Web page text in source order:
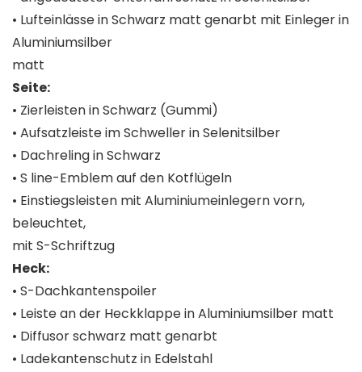
• Lufteinlässe in Schwarz matt genarbt mit Einleger in
Aluminiumsilber
matt
Seite:
• Zierleisten in Schwarz (Gummi)
• Aufsatzleiste im Schweller in Selenitsilber
• Dachreling in Schwarz
• S line-Emblem auf den Kotflügeln
• Einstiegsleisten mit Aluminiumeinlegern vorn,
beleuchtet,
mit S-Schriftzug
Heck:
• S-Dachkantenspoiler
• Leiste an der Heckklappe in Aluminiumsilber matt
• Diffusor schwarz matt genarbt
• Ladekantenschutz in Edelstahl